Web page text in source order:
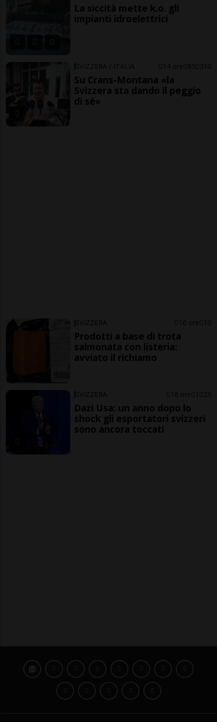
La siccità mette k.o. gli
impianti idroelettrici
SVIZZERA / ITALIA 14 ore 85 310
Su Crans-Montana «la
Svizzera sta dando il peggio
di sé»
SVIZZERA 16 ore 10
Prodotti a base di trota
salmonata con listeria:
avviato il richiamo
SVIZZERA 18 ore 1 29
Dazi Usa: un anno dopo lo
shock gli esportatori svizzeri
sono ancora toccati